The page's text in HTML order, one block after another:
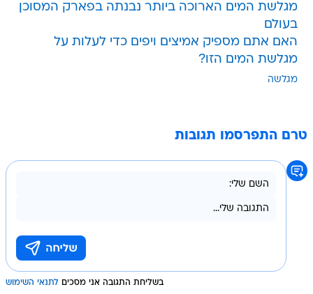
מגלשת המים הארוכה ביותר נבנתה בפארק המסוכן
בעולם
האם אתם מספיק אמיצים ויפים כדי לעלות על
מגלשת המים הזו?
מגלשה
טרם התפרסמו תגובות
בשליחת התגובה אני מסכים לתנאי השימוש